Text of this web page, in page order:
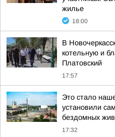
жилье
18:00
В
котельную и
Платовский
17:57
Это стало
установили
бездомных
17:32